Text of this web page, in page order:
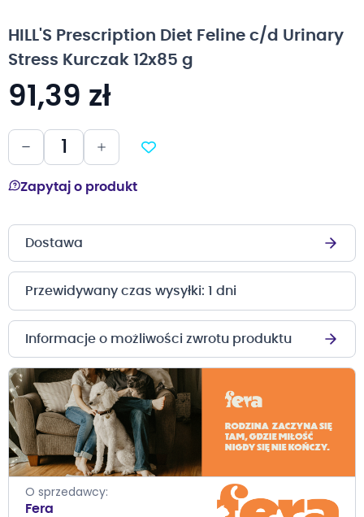
galerii
HILL'S Prescription Diet Feline c/d Urinary
Stress Kurczak 12x85 g
91,39 zł
Zapytaj o produkt
Dostawa
Przewidywany czas wysyłki: 1 dni
Informacje o możliwości zwrotu produktu
O sprzedawcy
Fera